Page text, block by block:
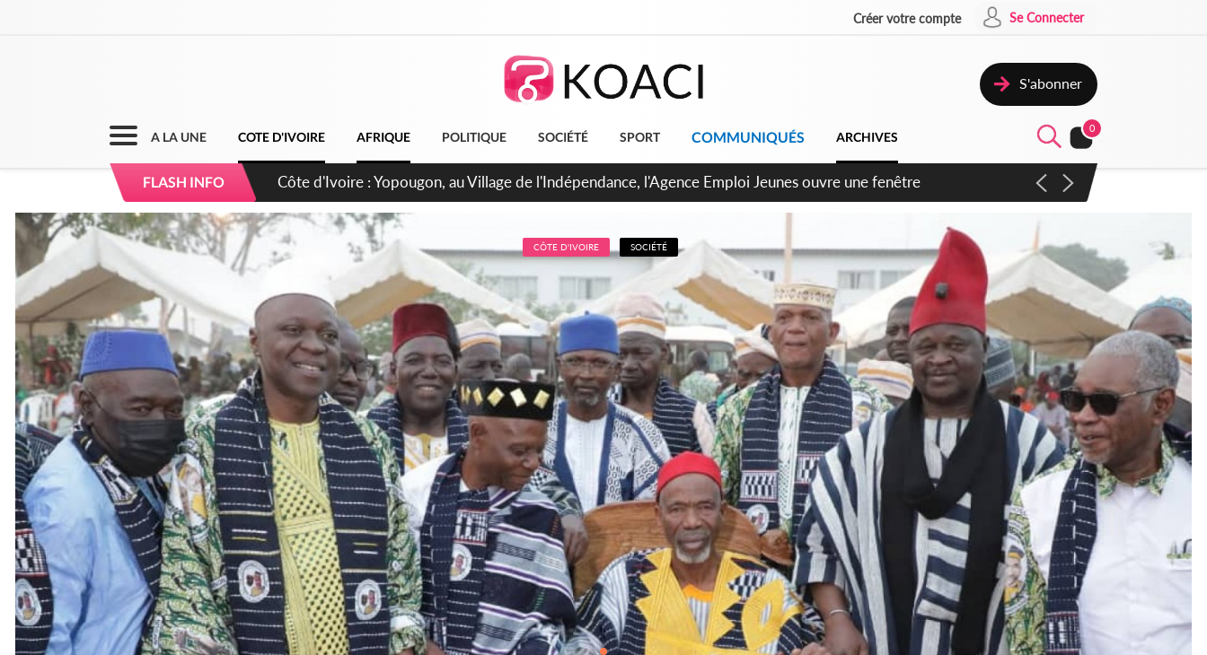
Créer votre compte Se Connecter
S'abonner
A LA UNE COTE D'IVOIRE AFRIQUE POLITIQUE SOCIÉTÉ SPORT COMMUNIQUÉS ARCHIVES
0
FLASH INFO
Côte d'Ivoire : CHU de Treichville, après la fronde, les agents contractuels obtiennent un accord avec la
direction sur les arriérés du SMIG 2023
CÔTE D'IVOIRE SOCIÉTÉ